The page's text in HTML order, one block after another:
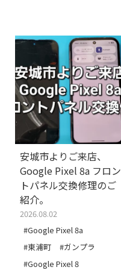
安城市よりご来店、
Google Pixel 8a フロン
トパネル交換修理のご
紹介。
2026.08.02
#Google Pixel 8a
#東浦町
#ガンプラ
#Google Pixel 8